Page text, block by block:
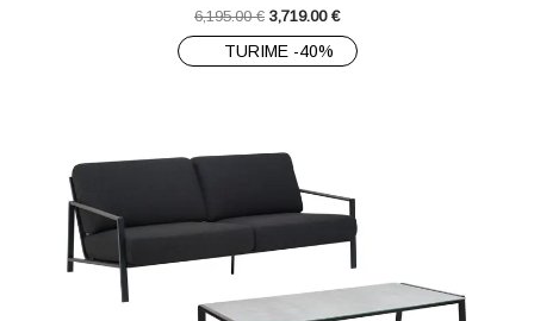
6,195.00€ 3,719.00 €
TURIME -40%